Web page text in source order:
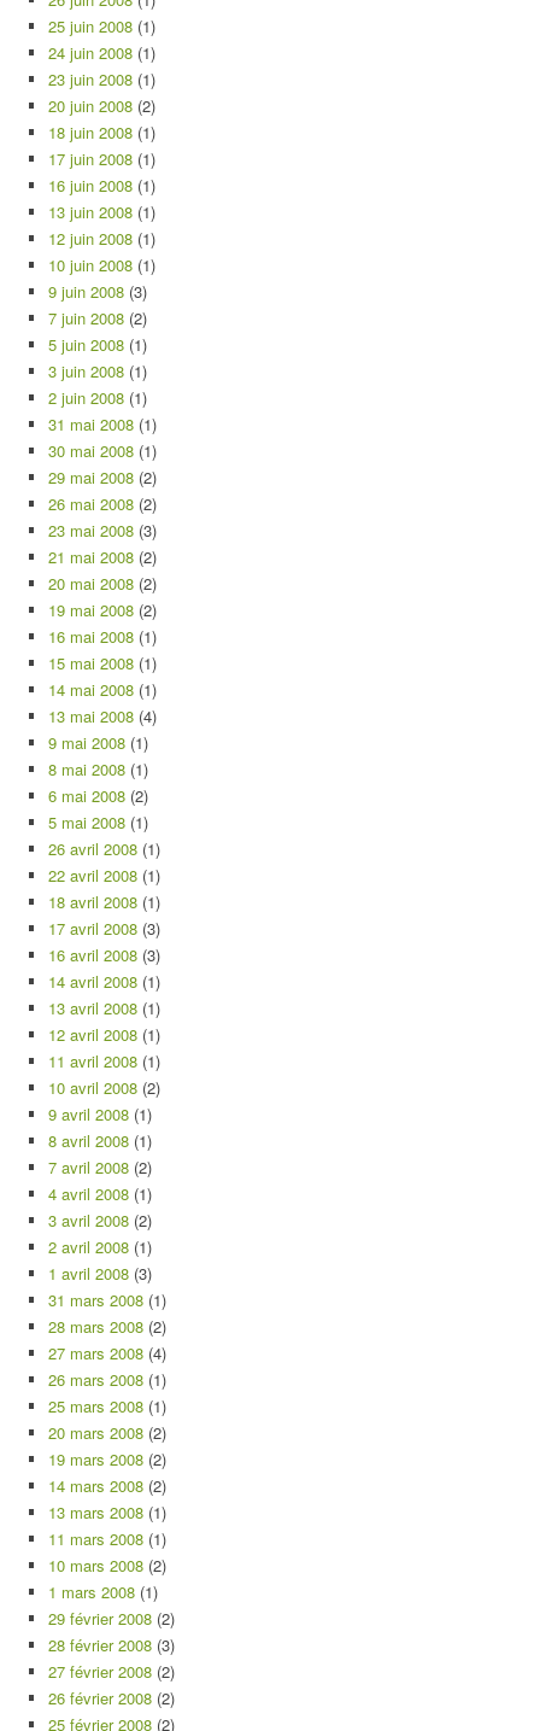
25 juin 2008 (1)
24 juin 2008 (1)
23 juin 2008 (1)
20 juin 2008 (2)
18 juin 2008 (1)
17 juin 2008 (1)
16 juin 2008 (1)
13 juin 2008 (1)
12 juin 2008 (1)
10 juin 2008 (1)
9 juin 2008 (3)
7 juin 2008 (2)
5 juin 2008 (1)
3 juin 2008 (1)
2 juin 2008 (1)
31 mai 2008 (1)
30 mai 2008 (1)
29 mai 2008 (2)
26 mai 2008 (2)
23 mai 2008 (3)
21 mai 2008 (2)
20 mai 2008 (2)
19 mai 2008 (2)
16 mai 2008 (1)
15 mai 2008 (1)
14 mai 2008 (1)
13 mai 2008 (4)
9 mai 2008 (1)
8 mai 2008 (1)
6 mai 2008 (2)
5 mai 2008 (1)
26 avril 2008 (1)
22 avril 2008 (1)
18 avril 2008 (1)
17 avril 2008 (3)
16 avril 2008 (3)
14 avril 2008 (1)
13 avril 2008 (1)
12 avril 2008 (1)
11 avril 2008 (1)
10 avril 2008 (2)
9 avril 2008 (1)
8 avril 2008 (1)
7 avril 2008 (2)
4 avril 2008 (1)
3 avril 2008 (2)
2 avril 2008 (1)
1 avril 2008 (3)
31 mars 2008 (1)
28 mars 2008 (2)
27 mars 2008 (4)
26 mars 2008 (1)
25 mars 2008 (1)
20 mars 2008 (2)
19 mars 2008 (2)
14 mars 2008 (2)
13 mars 2008 (1)
11 mars 2008 (1)
10 mars 2008 (2)
1 mars 2008 (1)
29 février 2008 (2)
28 février 2008 (3)
27 février 2008 (2)
26 février 2008 (2)
25 février 2008 (2)